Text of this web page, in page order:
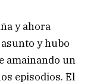
y ahora
y hubo
amainando un
episodios. El